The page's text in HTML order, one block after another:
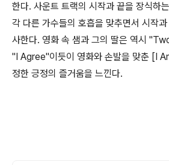
한다. 사운트 트랙의 시작과 끝을 장식
각 다른 가수들의 호흡을 맞추면서 시작
사한다. 영화 속 샘과 그의 딸은 역시
"I Agree"이듯이 영화와 손발을 맞춘 [I
정한 긍정의 즐거움을 느낀다.